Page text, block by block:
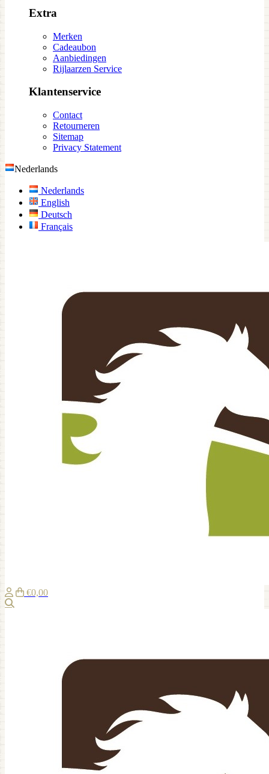
Extra
Merken
Cadeaubon
Aanbiedingen
Rijlaarzen Service
Klantenservice
Contact
Retourneren
Sitemap
Privacy Statement
Nederlands
Nederlands
English
Deutsch
Français
€0,00